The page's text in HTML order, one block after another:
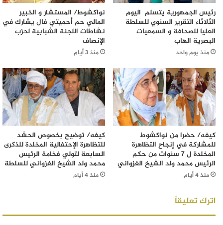
رئيس الجمهورية يتسلم اليوم
الثلاثاء التقرير السنوي للسلطة
العليا للصحافة و السمعيات
البصرية الهاب
منذ يوم واحد
نواكشوط/ المستشار و الخبير
المالي حم أحميتي فال يشارك في
نشاطات اللجنة الشبابية لحزب
الإنصاف
منذ 3 أيام
كيفه/ حضرا من نواكشوط
للمشاركة في إنجاح التظاهرة
المخلدة ل 7 سنوات من حكم
الرئيس محمد ولد الشيخ الغزواني
منذ 4 أيام
كيفه/ توضيح بخصوص الحشد
للتظاهرة الإحتفالية المخلدة للذكرى
السابعة لتولي فخامة الرئيس
محمد ولد الشيخ الغزواني للسلطة
منذ 4 أيام
اترك تعليقاً